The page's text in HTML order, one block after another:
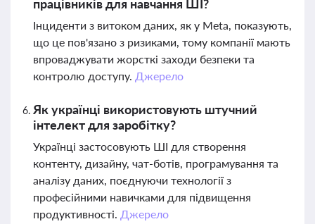
працівників для навчання ШІ?
Інциденти з витоком даних, як у Meta, показують,
що це пов'язано з ризиками, тому компанії мають
впроваджувати жорсткі заходи безпеки та
контролю доступу. Джерело
Як українці використовують штучний
інтелект для заробітку?
Українці застосовують ШІ для створення
контенту, дизайну, чат-ботів, програмування та
аналізу даних, поєднуючи технології з
професійними навичками для підвищення
продуктивності. Джерело